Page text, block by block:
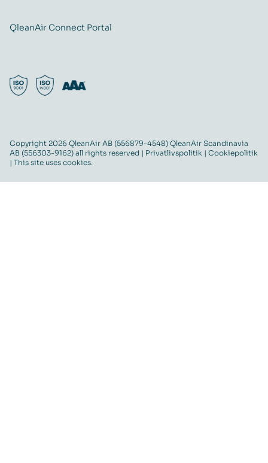
QleanAir Connect Portal
Copyright 2026 QleanAir AB (556879-4548) QleanAir Scandinavia
AB (556303-9162) all rights reserved | Privatlivspolitik | Cookiepolitik
| This site uses cookies.